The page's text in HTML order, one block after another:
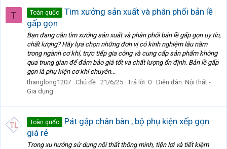
T Toàn quốc
Tìm xưởng sản xuất và phân phối bản lề
gấp gọn
Bạn đang cần tìm xưởng sản xuất và phân phối bản lề gấp gọn uy tín,
chất lượng? Hãy lựa chọn những đơn vị có kinh nghiệm lâu năm
trong ngành cơ khí, trực tiếp gia công và cung cấp sản phẩm không
qua trung gian để đảm bảo giá tốt và chất lượng ổn định. Bản lề gấp
gọn là phụ kiện cơ khí chuyên...
thanglong1207 Chủ đề 21/6/25 Trả lời: 0 Diễn đàn: Nội thất -
Gia dụng
Toàn quốc
Pát gập chân bàn , bộ phụ kiện xếp gọn
giá rẻ
Trong xu hướng sử dụng nội thất thông minh, tiện lợi và tiết kiệm